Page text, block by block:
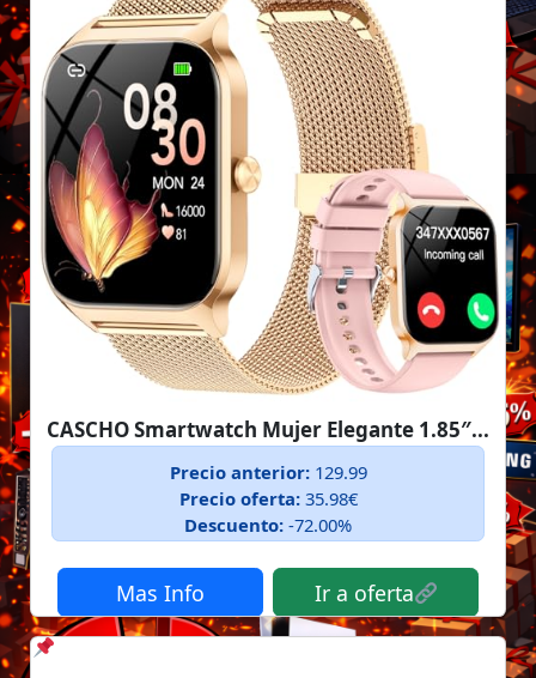
CASCHO Smartwatch Mujer Elegante 1.85″...
Precio anterior:129.99
Precio oferta:35.98€
Descuento: -72.00%
Mas Info Ir a oferta